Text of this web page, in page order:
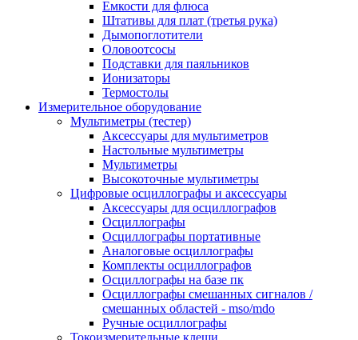
Емкости для флюса
Штативы для плат (третья рука)
Дымопоглотители
Оловоотсосы
Подставки для паяльников
Ионизаторы
Термостолы
Измерительное оборудование
Мультиметры (тестер)
Аксессуары для мультиметров
Настольные мультиметры
Мультиметры
Высокоточные мультиметры
Цифровые осциллографы и аксессуары
Аксессуары для осциллографов
Осциллографы
Осциллографы портативные
Аналоговые осциллографы
Комплекты осциллографов
Осциллографы на базе пк
Осциллографы смешанных сигналов /
смешанных областей - mso/mdo
Ручные осциллографы
Токоизмерительные клещи